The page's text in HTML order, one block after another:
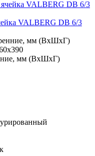
VALBERG DB 6/3
мм (ВхШхГ)
мм (ВхШхГ)